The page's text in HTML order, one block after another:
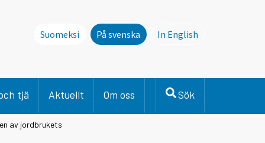
Suomeksi På svenska
In English
tjä Aktuellt Om oss Sök
av jordbrukets